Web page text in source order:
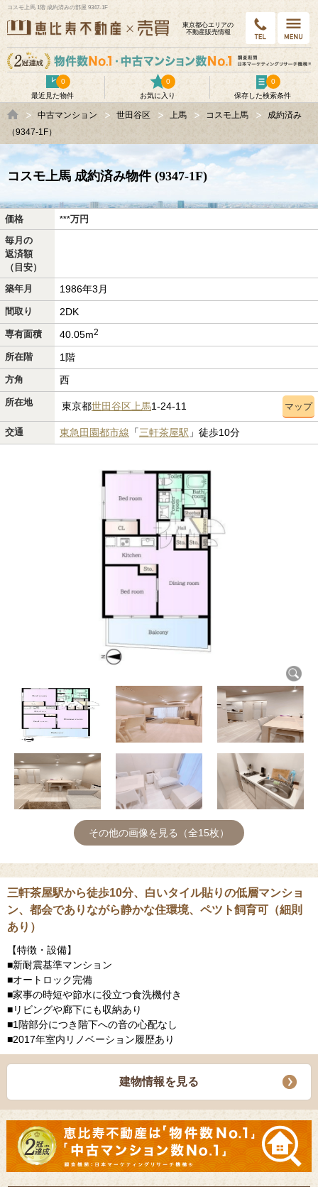
コスモ上馬 1階 成約済みの部屋 9347-1F
東京都⼼エリアの
不動産販売情報
最近見た物件
0
お気に入り
0
保存した検索条件
0
中古マンション 世田谷区 上馬 コスモ上馬
成約済み
（9347-1F）
コスモ上馬 成約済み物件 (9347-1F)
価格 ***万円
毎月の
返済額
（目安）
築年月
1986年3月
間取り 2DK
専有面積 40.05m2
所在階 1階
方角 西
所在地 東京都世田谷区 上馬1-24-11 マップ
交通 東急田園都市線 「三軒茶屋駅 」徒歩10分
その他の画像を見る（全15枚）
三軒茶屋駅から徒歩10分、白いタイル貼りの低層マンショ
ン、都会でありながら静かな住環境、ペツト飼育可（細則
あり）
【特徴・設備】
■新耐震基準マンション
■オートロック完備
■家事の時短や節水に役立つ食洗機付き
■リビングや廊下にも収納あり
■1階部分につき階下への音の心配なし
■2017年室内リノベーション履歴あり
建物情報を見る